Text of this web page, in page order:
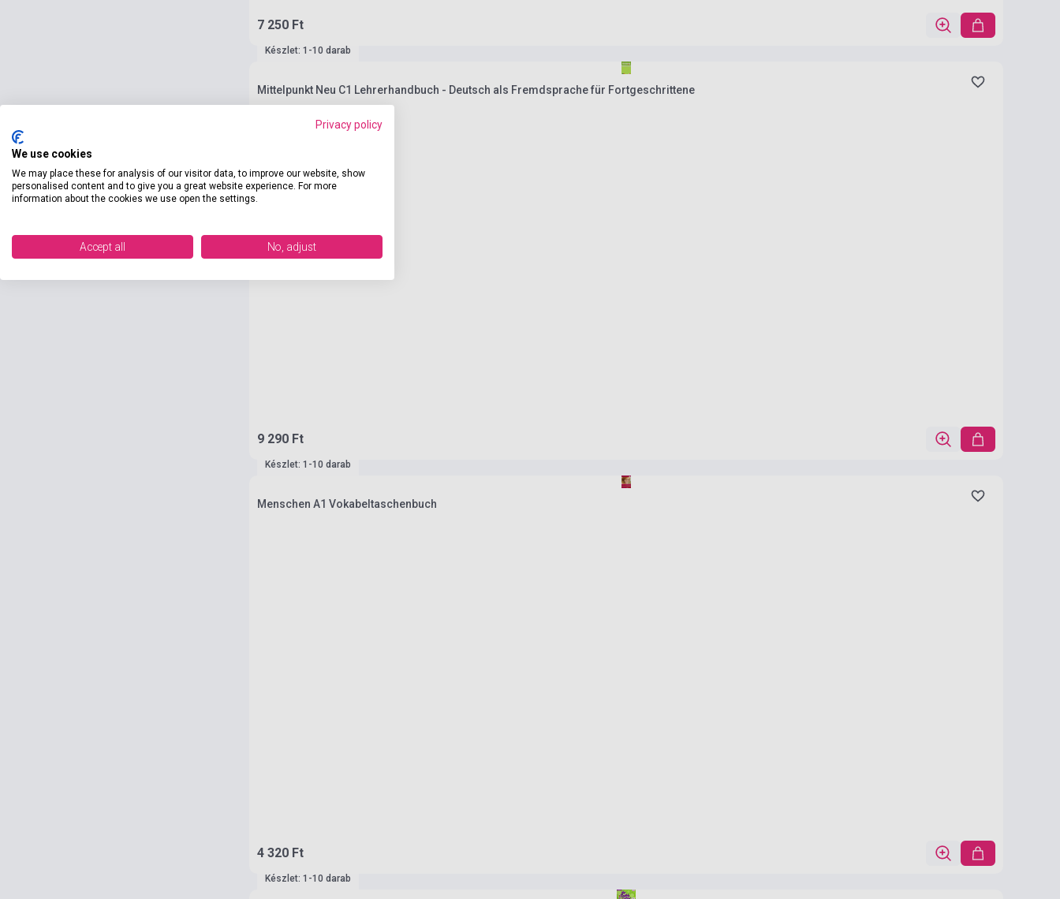
7 250 Ft
Készlet: 1-10 darab
Mittelpunkt Neu C1 Lehrerhandbuch - Deutsch als Fremdsprache für Fortgeschrittene
9 290 Ft
Készlet: 1-10 darab
Menschen A1 Vokabeltaschenbuch
4 320 Ft
Készlet: 1-10 darab
Privacy policy
We use cookies
We may place these for analysis of our visitor data, to improve our website, show
personalised content and to give you a great website experience. For more
information about the cookies we use open the settings.
Accept all No, adjust